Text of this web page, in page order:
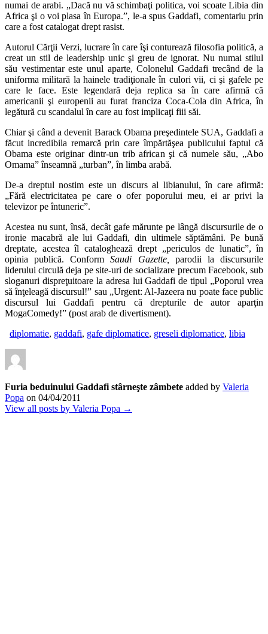
numai de arabi. „Dacă nu vă schimbaţi politica, voi scoate Libia din
Africa şi o voi plasa în Europa.”, le-a spus Gaddafi, comentariu prin
care a fost catalogat drept rasist.
Autorul Cărţii Verzi, lucrare în care îşi conturează filosofia politică, a
creat un stil de leadership unic şi greu de ignorat. Nu numai stilul
său vestimentar este unul aparte, Colonelul Gaddafi trecând de la
uniforma militară la hainele tradiţionale în culori vii, ci şi gafele pe
care le face. Este legendară deja replica sa în care afirmă că
americanii şi europenii au furat franciza Coca-Cola din Africa, în
legătură cu scandalul în care au fost implicaţi fiii săi.
Chiar şi când a devenit Barack Obama preşedintele SUA, Gaddafi a
făcut incredibila remarcă prin care împărtăşea publicului faptul că
Obama este originar dintr-un trib african şi că numele său, „Abo
Omama” înseamnă „turban”, în limba arabă.
De-a dreptul nostim este un discurs al libianului, în care afirmă:
„Fără electricitatea pe care o ofer poporului meu, ei ar privi la
televizor pe întuneric”.
Acestea nu sunt, însă, decât gafe mărunte pe lângă discursurile de o
ironie macabră ale lui Gaddafi, din ultimele săptămâni. Pe bună
dreptate, acestea îl cataloghează drept „periculos de lunatic”, în
opinia publică. ConformSaudi Gazette, parodii la discursurile
liderului circulă deja pe site-uri de socializare precum Facebook, sub
sloganuri dispreţuitoare la adresa lui Gaddafi de tipul „Poporul vrea
să înţeleagă discursul!” sau „Urgent: Al-Jazeera nu poate face public
discursul lui Gaddafi pentru că drepturile de autor aparţin
MogaComedy!” (post arab de divertisment).
diplomatie, gaddafi, gafe diplomatice, greseli diplomatice, libia
Furia beduinului Gaddafi stârneşte zâmbete added by Valeria
Popa on 04/04/2011
View all posts by Valeria Popa →